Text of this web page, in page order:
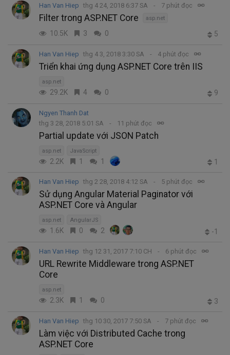
Han Van Hiep thg 4 24, 2018 6:37 SA 7 phút đọc
Filter trong ASP.NET Core asp.net
10.5K 3 0 5
Han Van Hiep thg 4 3, 2018 3:30 SA 4 phút đọc
Triển khai ứng dụng ASP.NET Core trên IIS
asp.net
29.2K 4 0 9
Ngyen Thanh Dat
thg 3 28, 2018 5:01 SA
11 phút đọc
Partial update với JSON Patch
asp.net JavaScript
2.2K 1 1 1
Han Van Hiep thg 2 28, 2018 4:12 SA 5 phút đọc
Sử dụng Angular Material Paginator với
ASP.NET Core và Angular
asp.net AngularJS
1.6K 0 2 -1
Han Van Hiep thg 12 31, 2017 7:10 CH 6 phút đọc
URL Rewrite Middleware trong ASP.NET
Core
asp.net
2.3K 1 0 3
Han Van Hiep thg 10 30, 2017 7:50 SA 7 phút đọc
Làm việc với Distributed Cache trong
ASP.NET Core